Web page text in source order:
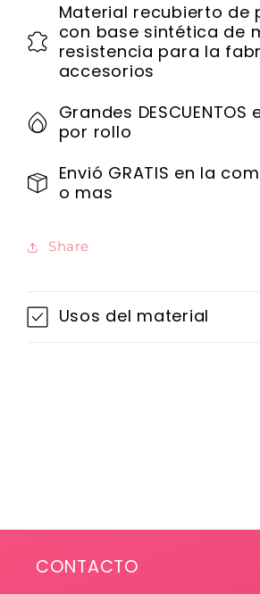
Material recubierto de
con base sintética de
resistencia para la
accesorios
Grandes
por rollo
Envió GRATIS en la
o mas
Share
Usos del material
CONTACTO